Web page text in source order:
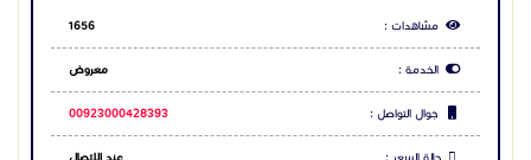
مشاهدات : 1656
الخدمة : معروض
جوال التواصل : 00923000428393